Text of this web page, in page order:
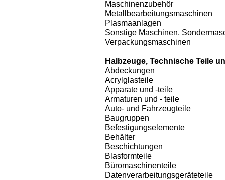
Maschinenzubehör
Metallbearbeitungsmaschinen
Plasmaanlagen
Sonstige Maschinen,
Verpackungsmaschinen
Halbzeuge, Technische Teile
Abdeckungen
Acrylglasteile
Apparate und -teile
Armaturen und - teile
Auto- und Fahrzeugteile
Baugruppen
Befestigungselemente
Behälter
Beschichtungen
Blasformteile
Büromaschinenteile
Datenverarbeitungsgeräteteile